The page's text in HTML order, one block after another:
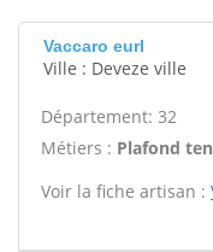
Vaccaro eurl
Ville : Deveze ville
Département: 32
Métiers : Plafond
Voir la fiche artisan :